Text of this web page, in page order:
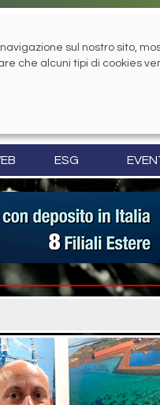
ESG
sul nostro sito,
che alcuni tipi di cookies